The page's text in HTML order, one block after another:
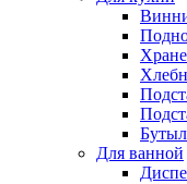
Для ванной